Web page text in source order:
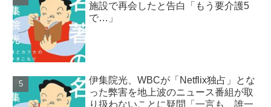
施設で再会したと告白「もう要介護5
で…」
伊集院光、WBCが「Netflix独占」とな
った弊害を地上波のニュース番組が取
り扱わないことに疑問「一言も、誰一